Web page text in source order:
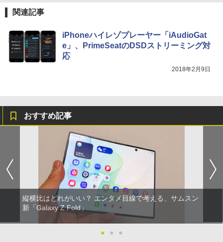
関連記事
iPhoneハイレゾプレーヤー「iAudioGat
e」、PrimeSeatのDSDストリーミング対
応
2018年2月9日
おすすめ記事
縦横比はどれがいい？ エンタメ目線で考える、サムスン
新「Galaxy Z Fold」
● ● ●